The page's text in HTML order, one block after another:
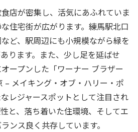
店が密集し、活気にあふれていま
住宅街が広がります。練馬駅北口
ど、駅周辺にも小規模ながら緑を
ります。また、少し足を延ばせ
ープンした「ワーナー ブラザー
– メイキング・オブ・ハリー・ポ
レジャースポットとして注目され
と、落ち着いた住環境、そしてエ
ンス良く共存しています。